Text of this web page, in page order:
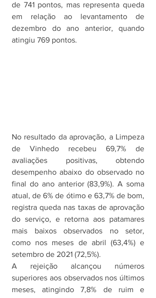
de 741 pontos, mas representa queda
em relação ao levantamento de
dezembro do ano anterior, quando
atingiu 769 pontos.
No resultado da aprovação, a Limpeza
de Vinhedo recebeu 69,7% de
avaliações positivas, obtendo
desempenho abaixo do observado no
final do ano anterior (83,9%). A soma
atual, de 6% de ótimo e 63,7% de bom,
registra queda nas taxas de aprovação
do serviço, e retorna aos patamares
mais baixos observados no setor,
como nos meses de abril (63,4%) e
setembro de 2021 (72,5%).
A rejeição alcançou números
superiores aos observados nos últimos
meses, atingindo 7,8% de ruim e